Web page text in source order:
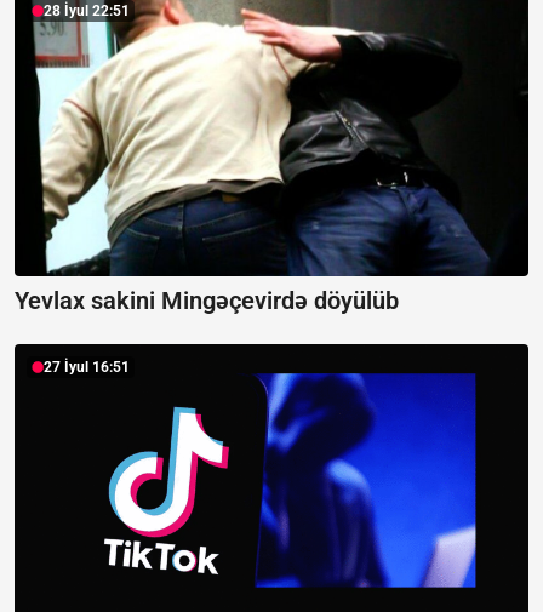
28 İyul 22:51
Yevlax sakini Mingəçevirdə döyülüb
27 İyul 16:51